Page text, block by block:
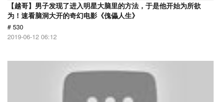
【越哥】男子发现了进入明星大脑里的方法，于是他开始为所欲
为！速看脑洞大开的奇幻电影《傀儡人生》
# 530
2019-06-12 06:12